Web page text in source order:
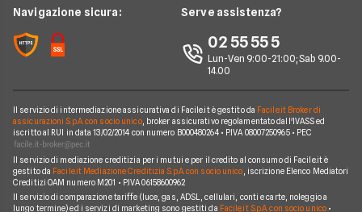
Contatti
Edison
Iren
Optima
Sorgenia
Fornitori Energetici
Notizie Luce e Gas
Argomenti in evidenza Gas e Luce
Navigazione sicura: Serve assistenza?
02 55 55 5
Lun-Ven 9:00-21:00; Sab 9.00-
14.00
Il servizio di intermediazione assicurativa di Facile.it è gestito da Facile.it Broker di
assicurazioni S.p.A. con socio unico, broker assicurativo regolamentato dall'IVASS ed
iscritto al RUI in data 13/02/2014 con numero B000480264 • P.IVA 08007250965 • PEC
Il servizio di mediazione creditizia per i mutui e per il credito al consumo di Facile.it è
gestito da Facile.it Mediazione Creditizia S.p.A. con socio unico , iscrizione Elenco Mediatori
Creditizi OAM numero M201 • P.IVA 06158600962
Il servizio di comparazione tariffe (luce, gas, ADSL, cellulari, conti e carte, noleggio a
lungo termine) ed i servizi di marketing sono gestiti da Facile.it S.p.A. con socio unico•